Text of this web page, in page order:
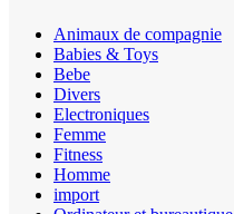
Animaux de compagnie
Babies & Toys
Bebe
Divers
Electroniques
Femme
Fitness
Homme
import